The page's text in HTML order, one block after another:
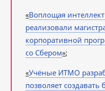
«Воплощая
реализовали
корпоративной
со Сбером»;
«Учёные ИТМО
позволяет